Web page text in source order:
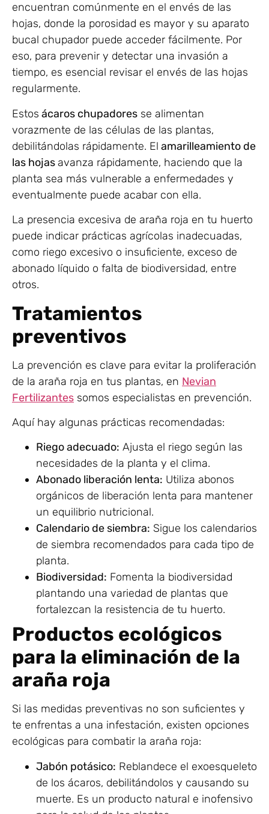
encuentran comúnmente en el envés de las
hojas, donde la porosidad es mayor y su aparato
bucal chupador puede acceder fácilmente. Por
eso, para prevenir y detectar una invasión a
tiempo, es esencial revisar el envés de las hojas
regularmente.
Estos ácaros chupadores se alimentan
vorazmente de las células de las plantas,
debilitándolas rápidamente. El amarilleamiento de
las hojasavanza rápidamente, haciendo que la
planta sea más vulnerable a enfermedades y
eventualmente puede acabar con ella.
La presencia excesiva de araña roja en tu huerto
puede indicar prácticas agrícolas inadecuadas,
como riego excesivo o insuficiente, exceso de
abonado líquido o falta de biodiversidad, entre
otros.
Tratamientos
preventivos
La prevención es clave para evitar la proliferación
de la araña roja en tus plantas, en Nevian
Fertilizantes somos especialistas en prevención.
Aquí hay algunas prácticas recomendadas:
Riego adecuado: Ajusta el riego según las
necesidades de la planta y el clima.
Abonado liberación lenta: Utiliza abonos
orgánicos de liberación lenta para mantener
un equilibrio nutricional.
Calendario de siembra: Sigue los calendarios
de siembra recomendados para cada tipo de
planta.
Biodiversidad: Fomenta la biodiversidad
plantando una variedad de plantas que
fortalezcan la resistencia de tu huerto.
Productos ecológicos
para la eliminación de la
araña roja
Si las medidas preventivas no son suficientes y
te enfrentas a una infestación, existen opciones
ecológicas para combatir la araña roja:
Jabón potásico: Reblandece el exoesqueleto
de los ácaros, debilitándolos y causando su
muerte. Es un producto natural e inofensivo